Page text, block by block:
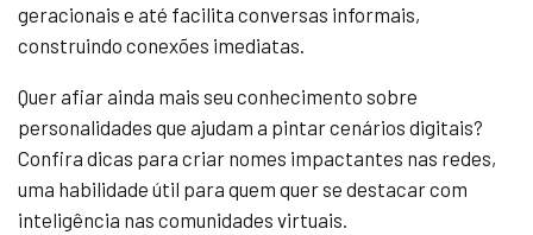
geracionais e até facilita conversas informais,
construindo conexões imediatas.
Quer afiar ainda mais seu conhecimento sobre
personalidades que ajudam a pintar cenários digitais?
Confira dicas para criar nomes impactantes nas redes,
uma habilidade útil para quem quer se destacar com
inteligência nas comunidades virtuais.